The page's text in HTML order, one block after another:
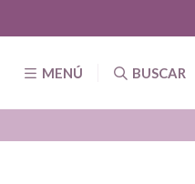
MENÚ BUSCAR